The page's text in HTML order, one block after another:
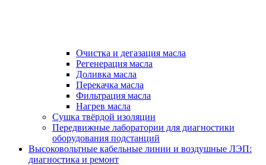
Очистка и дегазация масла
Регенерация масла
Доливка масла
Перекачка масла
Фильтрация масла
Нагрев масла
Сушка твёрдой изоляции
Передвижные лаборатории для диагностики
оборудования подстанций
Высоковольтные кабельные линии и воздушные ЛЭП:
диагностика и ремонт